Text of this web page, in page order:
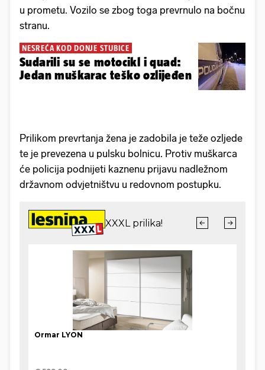
u prometu. Vozilo se zbog toga prevrnulo na bočnu
stranu.
NESREĆA KOD DONJE STUBICE
Sudarili su se motocikl i quad:
Jedan muškarac teško ozlijeđen
Prilikom prevrtanja žena je zadobila je teže ozljede
te je prevezena u pulsku bolnicu. Protiv muškarca
će policija podnijeti kaznenu prijavu nadležnom
državnom odvjetništvu u redovnom postupku.